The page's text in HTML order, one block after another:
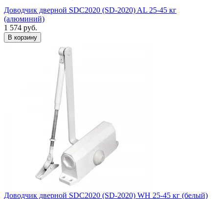
Доводчик дверной SDC2020 (SD-2020) AL 25-45 кг
(алюминий)
1 574 руб.
Доводчик дверной SDC2020 (SD-2020) WH 25-45 кг (белый)